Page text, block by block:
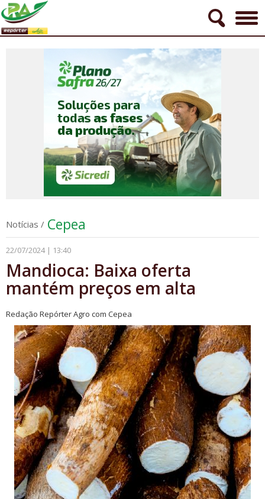
Notícias / Cepea
22/07/2024 | 13:40
Mandioca: Baixa oferta
mantém preços em alta
Redação Repórter Agro com Cepea